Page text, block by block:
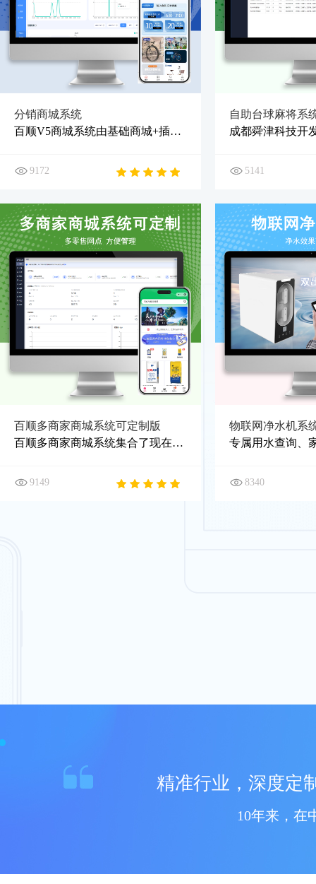
分销商城系统
百顺V5商城系统由基础商城+插件模块组成，可根据运营需求选择插件，低成本打造百变电商平台。每个界面都可以自定义装修，充分考虑运营需求，适应不同节气和场景。
9172
自助台球麻将系
5141
百顺多商家商城系统可定制版
百顺多商家商城系统集合了现在流行的自定义页面装修、分销裂变、拼团团购、优惠奖励、积分兑换等各类营销功能，可针对客户需求进行二次定制开发，成本低，效率高，系统更稳定。
9149
物联网净水机系
8340
精准行业，深度定
10年来，在